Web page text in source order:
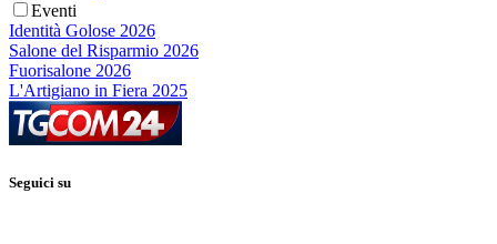
Eventi
Identità Golose 2026
Salone del Risparmio 2026
Fuorisalone 2026
L'Artigiano in Fiera 2025
Seguici su